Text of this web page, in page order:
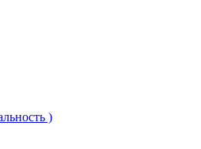
)